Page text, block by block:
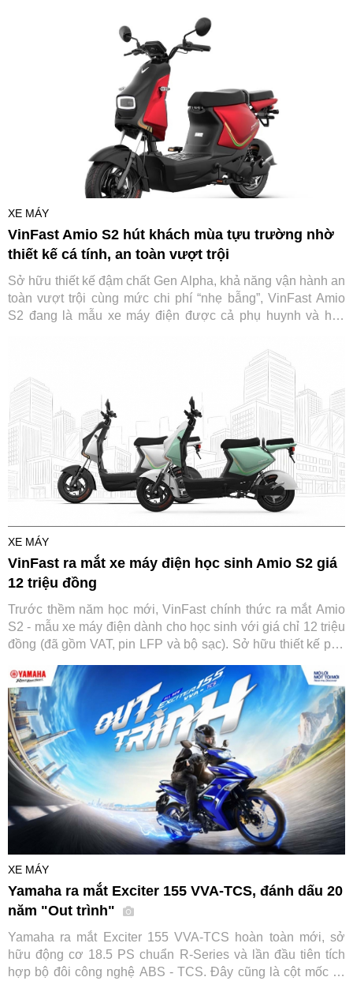
XE MÁY
VinFast Amio S2 hút khách mùa tựu trường nhờ
thiết kế cá tính, an toàn vượt trội
Sở hữu thiết kế đậm chất Gen Alpha, khả năng vận hành an
toàn vượt trội cùng mức chi phí “nhẹ bẫng”, VinFast Amio
S2 đang là mẫu xe máy điện được cả phụ huynh và học
XE MÁY
VinFast ra mắt xe máy điện học sinh Amio S2 giá
12 triệu đồng
Trước thềm năm học mới, VinFast chính thức ra mắt Amio
S2 - mẫu xe máy điện dành cho học sinh với giá chỉ 12 triệu
đồng (đã gồm VAT, pin LFP và bộ sạc). Sở hữu thiết kế phù
Amio S2 được kỳ vọng trở thành lựa chọn đáng cân nhắc
cho các gia đình khi tìm phương tiện đến trường cho con
em.
XE MÁY
Yamaha ra mắt Exciter 155 VVA-TCS, đánh dấu 20
năm "Out trình"
Yamaha ra mắt Exciter 155 VVA-TCS hoàn toàn mới, sở
hữu động cơ 18.5 PS chuẩn R-Series và lần đầu tiên tích
hợp bộ đôi công nghệ ABS - TCS. Đây cũng là cột mốc kỷ